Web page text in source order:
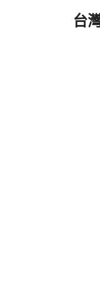
台